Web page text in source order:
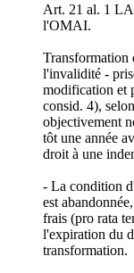
Art. 21 al. 1
l'OMAI.
Transformation
l'invalidité -
modification et
consid. 4),
objectivement
tôt une année
droit à une
- La condition
est
frais (pro rata
l'expiration du
transformation.